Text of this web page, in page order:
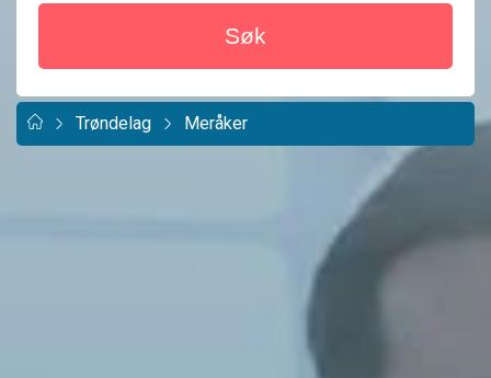
Søk
Trøndelag Meråker